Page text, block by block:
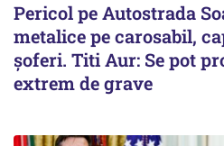
Pericol pe Autostrada
metalice pe carosabil,
șoferi. Titi Aur: Se pot
extrem de grave